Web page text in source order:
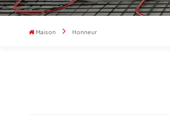
Maison Honneur